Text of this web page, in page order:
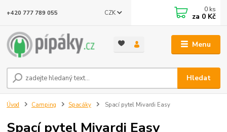
Menu
CZK
Hledat
+420 777 789 055 0 ks
za 0 Kč
Úvod Camping Spacáky Spací pytel Mivardi Easy
Spací pytel Mivardi Easy